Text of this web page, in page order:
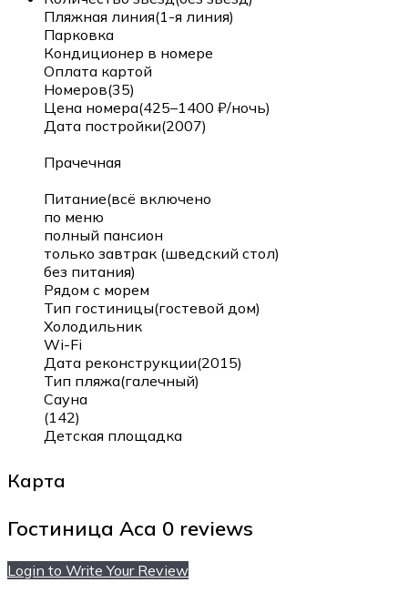
Пляжная линия(1-я линия)
Парковка
Кондиционер в номере
Оплата картой
Номеров(35)
Цена номера(425–1400 ₽/ночь)
Дата постройки(2007)
Прачечная
Питание(всё включено
по меню
полный пансион
только завтрак (шведский стол)
без питания)
Рядом с морем
Тип гостиницы(гостевой дом)
Холодильник
Wi-Fi
Дата реконструкции(2015)
Тип пляжа(галечный)
Сауна
(142)
Детская площадка
Карта
Гостиница Аса 0 reviews
Login to Write Your Review